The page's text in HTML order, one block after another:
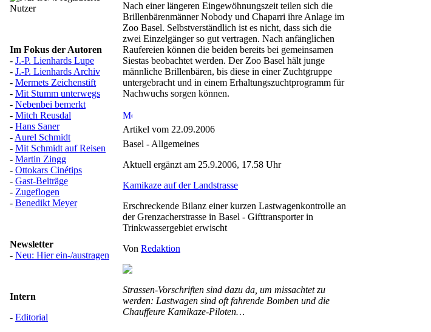
Im Fokus der Autoren
- J.-P. Lienhards Lupe
- J.-P. Lienhards Archiv
- Mermets Zeichenstift
- Mit Stumm unterwegs
- Nebenbei bemerkt
- Mitch Reusdal
- Hans Saner
- Aurel Schmidt
- Mit Schmidt auf Reisen
- Martin Zingg
- Ottokars Cinétips
- Gast-Beiträge
- Zugeflogen
- Benedikt Meyer
Newsletter
- Neu: Hier ein-/austragen
Intern
- Editorial
Nach einer längeren Eingewöhnungszeit teilen sich die
Brillenbärenmänner Nobody und Chaparri ihre Anlage im
Zoo Basel. Selbstverständlich ist es nicht, dass sich die
zwei Einzelgänger so gut vertragen. Nach anfänglichen
Raufereien können die beiden bereits bei gemeinsamen
Siestas beobachtet werden. Der Zoo Basel hält junge
männliche Brillenbären, bis diese in einer Zuchtgruppe
untergebracht und in einem Erhaltungszuchtprogramm für
Nachwuchs sorgen können.
Artikel vom 22.09.2006
Basel - Allgemeines
Aktuell ergänzt am 25.9.2006, 17.58 Uhr
Kamikaze auf der Landstrasse
Erschreckende Bilanz einer kurzen Lastwagenkontrolle an
der Grenzacherstrasse in Basel - Gifttransporter in
Trinkwassergebiet erwischt
Von Redaktion
Strassen-Vorschriften sind dazu da, um missachtet zu
werden: Lastwagen sind oft fahrende Bomben und die
Chauffeure Kamikaze-Piloten…